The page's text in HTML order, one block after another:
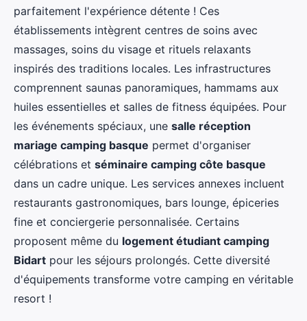
parfaitement l'expérience détente ! Ces
établissements intègrent centres de soins avec
massages, soins du visage et rituels relaxants
inspirés des traditions locales. Les infrastructures
comprennent saunas panoramiques, hammams aux
huiles essentielles et salles de fitness équipées. Pour
les événements spéciaux, une salle réception
mariage camping basque permet d'organiser
célébrations et séminaire camping côte basque
dans un cadre unique. Les services annexes incluent
restaurants gastronomiques, bars lounge, épiceries
fine et conciergerie personnalisée. Certains
proposent même du logement étudiant camping
Bidart pour les séjours prolongés. Cette diversité
d'équipements transforme votre camping en véritable
resort !